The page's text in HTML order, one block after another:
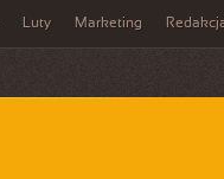
Luty Marketing